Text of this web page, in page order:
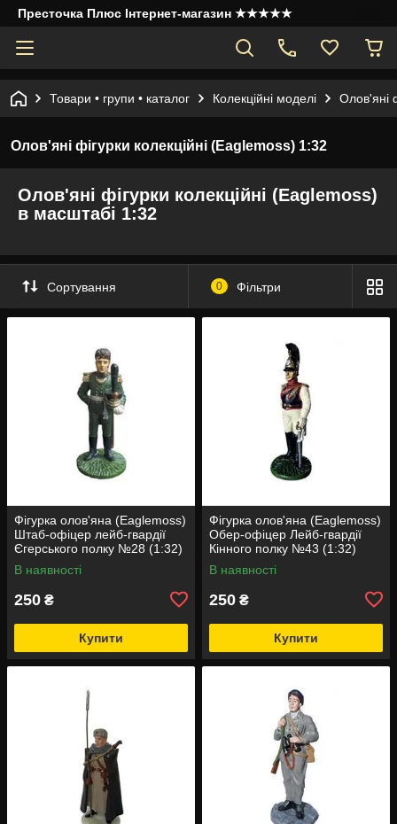
Престочка Плюс Інтернет-магазин ★★★★★
Товари • групи • каталог Колекційні моделі Олов'яні
Олов'яні фігурки колекційні (Eaglemoss) 1:32
Олов'яні фігурки колекційні (Eaglemoss)
в масштабі 1:32
Сортування 0 Фільтри
Фігурка олов'яна (Eaglemoss)
Штаб-офіцер лейб-гвардії
Єгерського полку №28 (1:32)
В наявності
250 ₴
Купити
Фігурка олов'яна (Eaglemoss)
Обер-офіцер Лейб-гвардії
Кінного полку №43 (1:32)
В наявності
250 ₴
Купити